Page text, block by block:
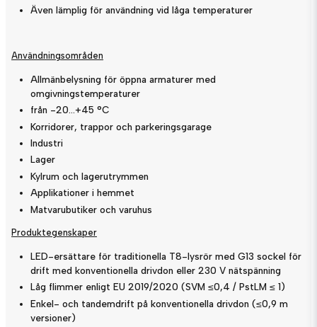
Även lämplig för användning vid låga temperaturer
Användningsområden
Allmänbelysning för öppna armaturer med
omgivningstemperaturer
från -20…+45 °C
Korridorer, trappor och parkeringsgarage
Industri
Lager
Kylrum och lagerutrymmen
Applikationer i hemmet
Matvarubutiker och varuhus
Produktegenskaper
LED-ersättare för traditionella T8-lysrör med G13 sockel för
drift med konventionella drivdon eller 230 V nätspänning
Låg flimmer enligt EU 2019/2020 (SVM ≤0,4 / PstLM ≤ 1)
Enkel- och tandemdrift på konventionella drivdon (≤0,9 m
versioner)